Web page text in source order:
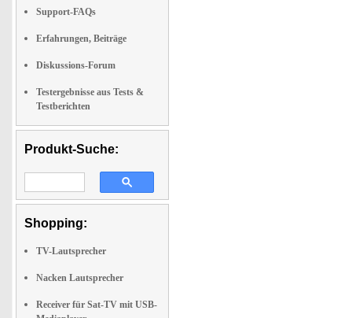
Support-FAQs
Erfahrungen, Beiträge
Diskussions-Forum
Testergebnisse aus Tests &
Testberichten
Produkt-Suche:
Shopping:
TV-Lautsprecher
Nacken Lautsprecher
Receiver für Sat-TV mit USB-